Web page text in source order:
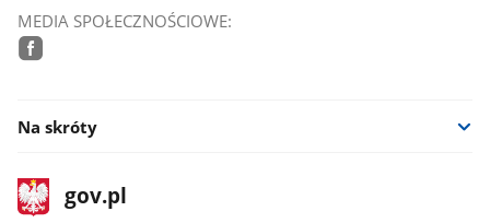
MEDIA SPOŁECZNOŚCIOWE:
Na skróty
stopka
gov.plStrona
gov.pl